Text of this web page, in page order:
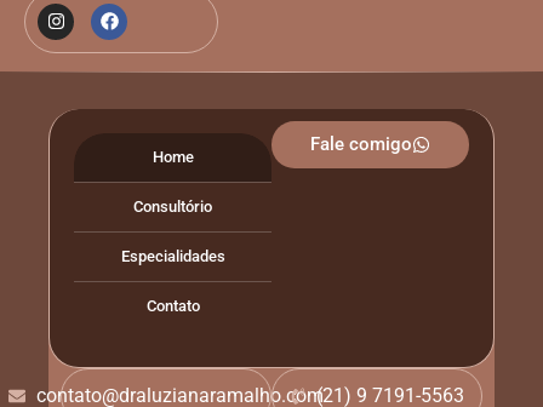
Home
Consultório
Especialidades
Contato
Fale comigo
contato@draluzianaramalho.com(21) 9 7191-5563